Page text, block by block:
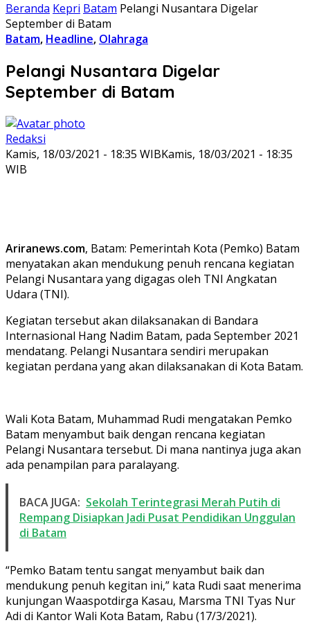
Beranda Kepri Batam Pelangi Nusantara Digelar
September di Batam
Batam, Headline, Olahraga
Pelangi Nusantara Digelar
September di Batam
Redaksi
Kamis, 18/03/2021 - 18:35 WIBKamis, 18/03/2021 - 18:35
WIB
Ariranews.com, Batam: Pemerintah Kota (Pemko) Batam
menyatakan akan mendukung penuh rencana kegiatan
Pelangi Nusantara yang digagas oleh TNI Angkatan
Udara (TNI).
Kegiatan tersebut akan dilaksanakan di Bandara
Internasional Hang Nadim Batam, pada September 2021
mendatang. Pelangi Nusantara sendiri merupakan
kegiatan perdana yang akan dilaksanakan di Kota Batam.
Wali Kota Batam, Muhammad Rudi mengatakan Pemko
Batam menyambut baik dengan rencana kegiatan
Pelangi Nusantara tersebut. Di mana nantinya juga akan
ada penampilan para paralayang.
BACA JUGA: Sekolah Terintegrasi Merah Putih di
Rempang Disiapkan Jadi Pusat Pendidikan Unggulan
di Batam
“Pemko Batam tentu sangat menyambut baik dan
mendukung penuh kegitan ini,” kata Rudi saat menerima
kunjungan Waaspotdirga Kasau, Marsma TNI Tyas Nur
Adi di Kantor Wali Kota Batam, Rabu (17/3/2021).